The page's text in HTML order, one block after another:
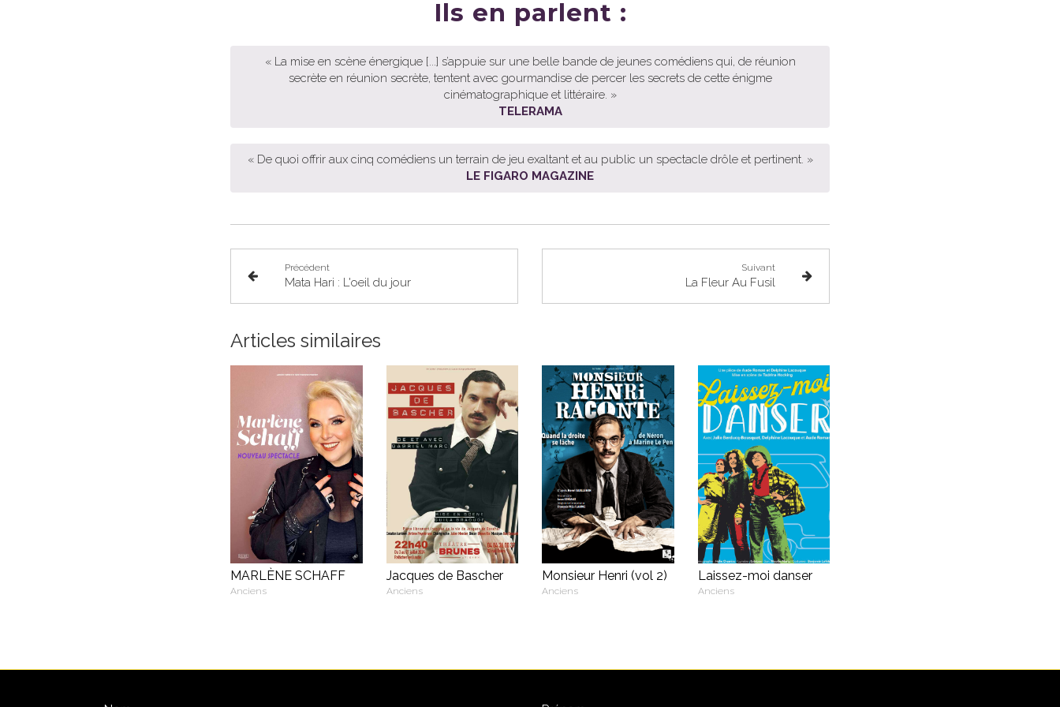
Ils en parlent :
« La mise en scène énergique [...] s’appuie sur une belle bande de jeunes comédiens qui, de réunion
secrète en réunion secrète, tentent avec gourmandise de percer les secrets de cette énigme
cinématographique et littéraire. »
TELERAMA
« De quoi offrir aux cinq comédiens un terrain de jeu exaltant et au public un spectacle drôle et pertinent. »
LE FIGARO MAGAZINE
Précédent
Mata Hari : L'oeil du jour
Suivant
La Fleur Au Fusil
Articles similaires
MARLÈNE SCHAFF
Anciens
Jacques de Bascher
Anciens
Monsieur Henri (vol 2)
Anciens
Laissez-moi danser
Anciens